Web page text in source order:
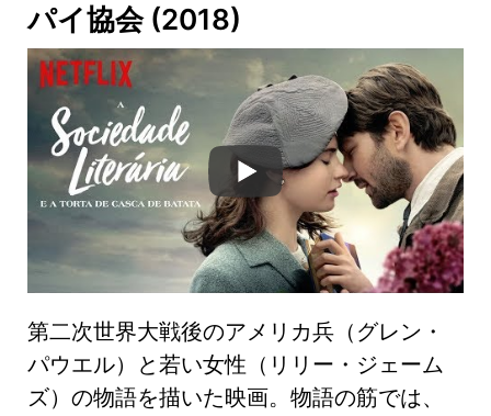
パイ協会(2018)
第二次世界大戦後のアメリカ兵（グレン・
パウエル）と若い女性（リリー・ジェーム
ズ）の物語を描いた映画。物語の筋では、